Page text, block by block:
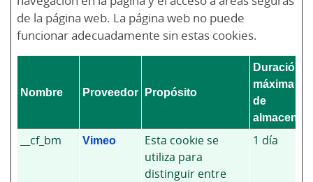
de la página web. La página web no puede
funcionar adecuadamente sin estas cookies.
Nombre Proveedor Propósito
Duración
máxima
de
__cf_bm
Vimeo
Esta cookie se
utiliza para
distinguir entre
1 día